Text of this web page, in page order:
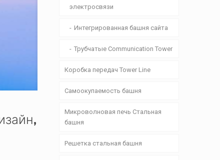
электросвязи
Интегрированная башня сайта
Трубчатые Communication Tower
Коробка передач Tower Line
Самоокупаемость башня
Микроволновая печь Стальная
башня
Решетка стальная башня